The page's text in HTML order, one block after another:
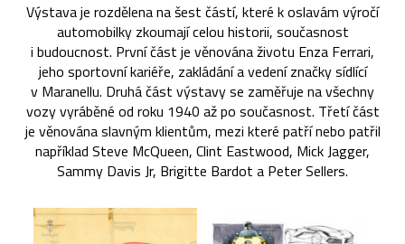
Výstava je rozdělena na šest částí, které k oslavám výročí
automobilky zkoumají celou historii, současnost
i budoucnost. První část je věnována životu Enza Ferrari,
jeho sportovní kariéře, zakládání a vedení značky sídlící
v Maranellu. Druhá část výstavy se zaměřuje na všechny
vozy vyráběné od roku 1940 až po současnost. Třetí část
je věnována slavným klientům, mezi které patří nebo patřil
například Steve McQueen, Clint Eastwood, Mick Jagger,
Sammy Davis Jr, Brigitte Bardot a Peter Sellers.